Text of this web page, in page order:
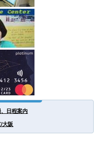
日程案内
大阪